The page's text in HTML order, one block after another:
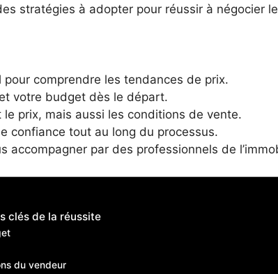
stratégies à adopter pour réussir à négocier
pour comprendre les tendances de prix.
votre budget dès le départ.
le prix, mais aussi les conditions de vente.
confiance tout au long du processus.
accompagner par des professionnels de
clés de la réussite
du vendeur